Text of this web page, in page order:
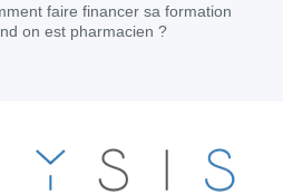
faire financer sa formation
on est pharmacien ?